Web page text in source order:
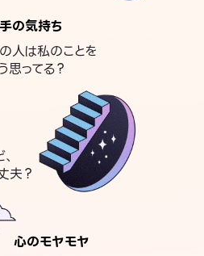
の気持ち
人は私のことを
思ってる？
夫？
心のモヤモヤ